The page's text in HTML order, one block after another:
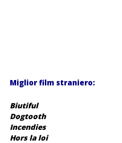
Miglior film straniero:
Biutiful
Dogtooth
Incendies
Hors la loi